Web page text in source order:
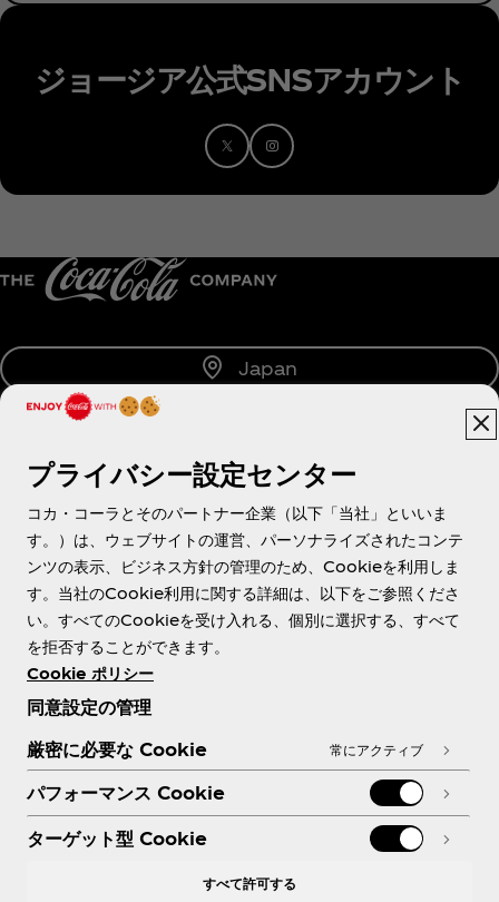
ジョージア公式SNSアカウント
Japan
About us
Need help?
各種ポリシー
プライバシー設定センター
コカ・コーラとそのパートナー企業（以下「当社」といいま
す。）は、ウェブサイトの運営、パーソナライズされたコンテ
ンツの表示、ビジネス方針の管理のため、Cookieを利用しま
す。当社のCookie利用に関する詳細は、以下をご参照くださ
い。すべてのCookieを受け入れる、個別に選択する、すべて
を拒否することができます。
Cookie ポリシー
同意設定の管理
厳密に必要な Cookie
常にアクティブ
パフォーマンス Cookie
ターゲット型 Cookie
すべて許可する